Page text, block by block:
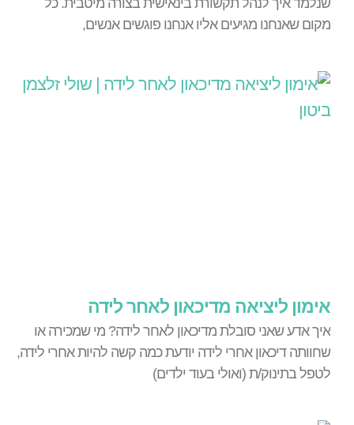
מקום שאנחנו מגיעים אליו אנחנו פוגשים אנשים,
אימון ליציאה מדיכאון לאחר לידה
איך אדע שאני סובלת מדיכאון לאחר לידה? מי שמכירה או
שחוותה דיכאון אחרי לידה יודעת כמה קשה להיות אחרי לידה,
לטפל בתינוק/ת (ואולי בעוד ילדים)